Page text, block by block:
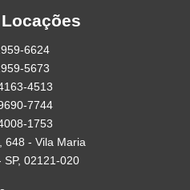
6624
5673
4513
7744
1753
648 - Vila Maria
SP, 02121-020